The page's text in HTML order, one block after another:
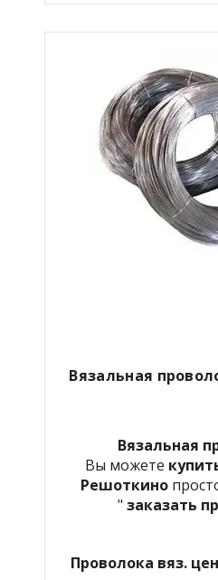
Вязальная
Вязальная
Вы можете
Решоткино
" заказать
Проволока вяз.